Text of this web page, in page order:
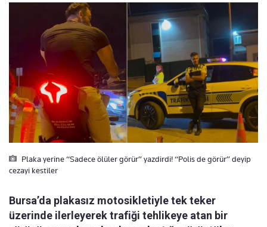
Plaka yerine “Sadece ölüler görür” yazdirdi! “Polis de görür” deyip
cezayi kestiler
Bursa’da plakasız motosikletiyle tek teker
üzerinde ilerleyerek trafiği tehlikeye atan bir